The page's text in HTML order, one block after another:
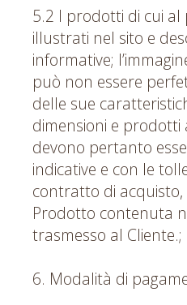
5.2 I prodotti di cui
illustrati nel sito e
informative;
può non essere
delle sue
dimensioni e prodotti
devono pertanto
indicative e con le
contratto di
Prodotto contenuta
trasmesso al Cliente.;
6. Modalità di